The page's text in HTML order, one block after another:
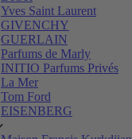
Yves Saint Laurent
GIVENCHY
GUERLAIN
Parfums de Marly
INITIO Parfums Privés
La Mer
Tom Ford
EISENBERG